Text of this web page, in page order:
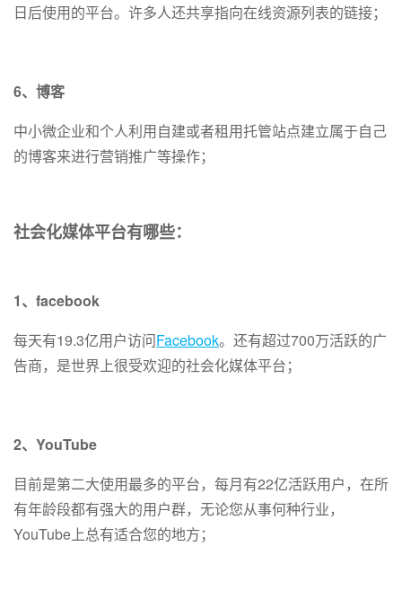
日后使用的平台。许多人还共享指向在线资源列表的链接；
6、博客
中小微企业和个人利用自建或者租用托管站点建立属于自己
的博客来进行营销推广等操作；
社会化媒体平台有哪些：
1、facebook
每天有19.3亿用户访问Facebook。还有超过700万活跃的广
告商，是世界上很受欢迎的社会化媒体平台；
2、YouTube
目前是第二大使用最多的平台，每月有22亿活跃用户，在所
有年龄段都有强大的用户群，无论您从事何种行业，
YouTube上总有适合您的地方；